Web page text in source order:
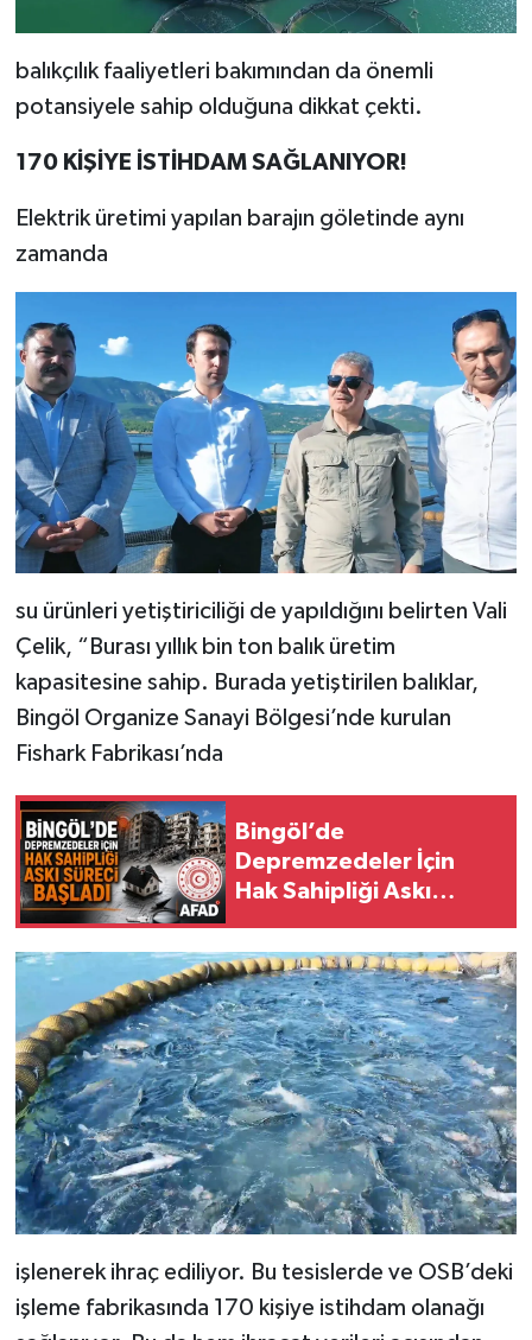
balıkçılık faaliyetleri bakımından da önemli
potansiyele sahip olduğuna dikkat çekti.
170 KİŞİYE İSTİHDAM SAĞLANIYOR!
Elektrik üretimi yapılan barajın göletinde aynı
zamanda
su ürünleri yetiştiriciliği de yapıldığını belirten Vali
Çelik, “Burası yıllık bin ton balık üretim
kapasitesine sahip. Burada yetiştirilen balıklar,
Bingöl Organize Sanayi Bölgesi’nde kurulan
Fishark Fabrikası’nda
Bingöl’de
Depremzedeler İçin
Hak Sahipliği Askı
işlenerek ihraç ediliyor. Bu tesislerde ve OSB’deki
işleme fabrikasında 170 kişiye istihdam olanağı